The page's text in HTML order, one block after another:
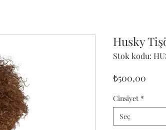
Husky
Stok kodu:
₺500,00
Cinsiyet *
Seç